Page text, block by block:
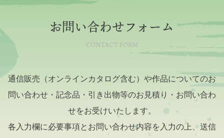
お問い合わせフォーム
CONTACT FORM
通信販売（オンラインカタログ含む）や作品についてのお
問い合わせ・記念品・引き出物等のお見積り・お問い合わ
せをお受けいたします。
各入力欄に必要事項とお問い合わせ内容を入力の上、送信